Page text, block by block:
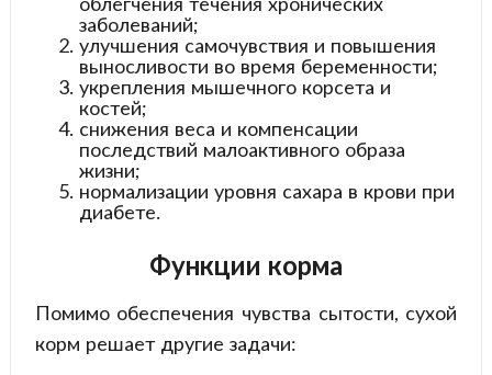
заболеваний;
улучшения самочувствия и повышения
выносливости во время беременности;
укрепления мышечного корсета и
костей;
снижения веса и компенсации
последствий малоактивного образа
жизни;
нормализации уровня сахара в крови при
диабете.
Функции корма
Помимо обеспечения чувства сытости, сухой
корм решает другие задачи: